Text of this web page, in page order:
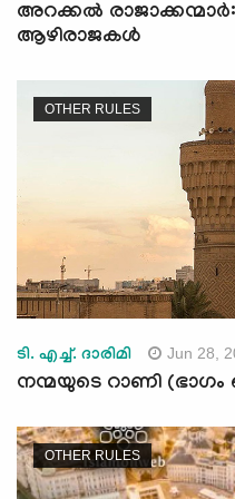
അറക്കൽ രാജാക്കന്മാര്‍:
ആഴിരാജകള്‍
OTHER RULES
ടി. എച്ച്. ദാരിമി Jun 28,
നന്മയുടെ റാണി (ഭാഗം
OTHER RULES